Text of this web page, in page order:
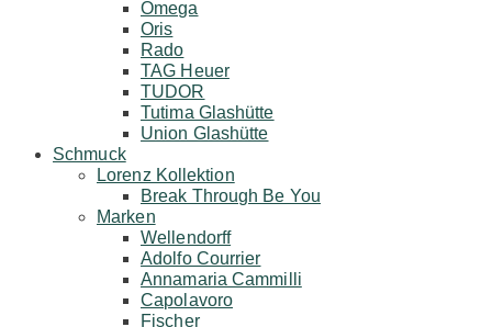
Omega
Oris
Rado
TAG Heuer
TUDOR
Tutima Glashütte
Union Glashütte
Schmuck
Lorenz Kollektion
Break Through Be You
Marken
Wellendorff
Adolfo Courrier
Annamaria Cammilli
Capolavoro
Fischer